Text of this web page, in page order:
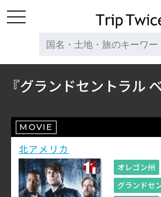
toggle
『グランドセントラル
MOVIE
北アメリカ
オレゴン州
グランドセ